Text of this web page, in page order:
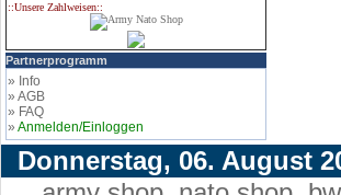
::Unsere Zahlweisen::
Partnerprogramm
» Info
» AGB
» FAQ
» Anmelden/Einloggen
Donnerstag, 06. August